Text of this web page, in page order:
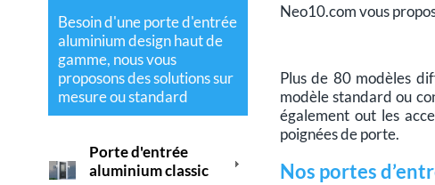
Besoin d'une porte d'entrée
aluminium design haut de
gamme, nous vous
proposons des solutions sur
mesure ou standard
Porte d'entrée
aluminium classic
Neo10.com vous
Plus de 80 modèles
modèle standard ou
également out les
poignées de porte.
Nos portes